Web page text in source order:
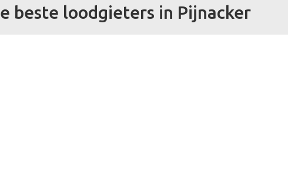
beste loodgieters in Pijnacker